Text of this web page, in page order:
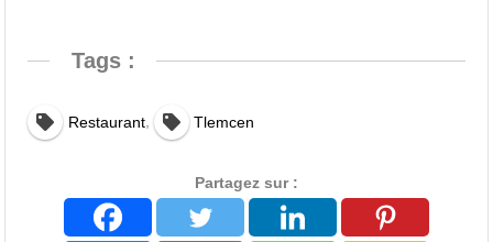
Tags :
Restaurant, Tlemcen
Partagez sur :